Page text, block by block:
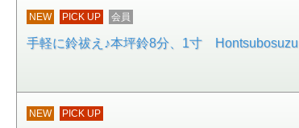
NEW PICK UP 会員
手軽に鈴祓え♪本坪鈴8分、1寸 Hontsubosuzu
NEW PICK UP